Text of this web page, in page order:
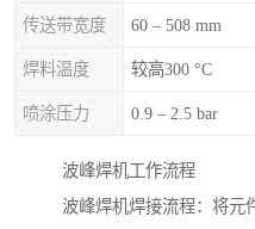
传送带宽度 60 – 508 mm
焊料温度 较高300 °C
喷涂压力 0.9 – 2.5 bar
波峰焊机工作流程
波峰焊机焊接流程：将